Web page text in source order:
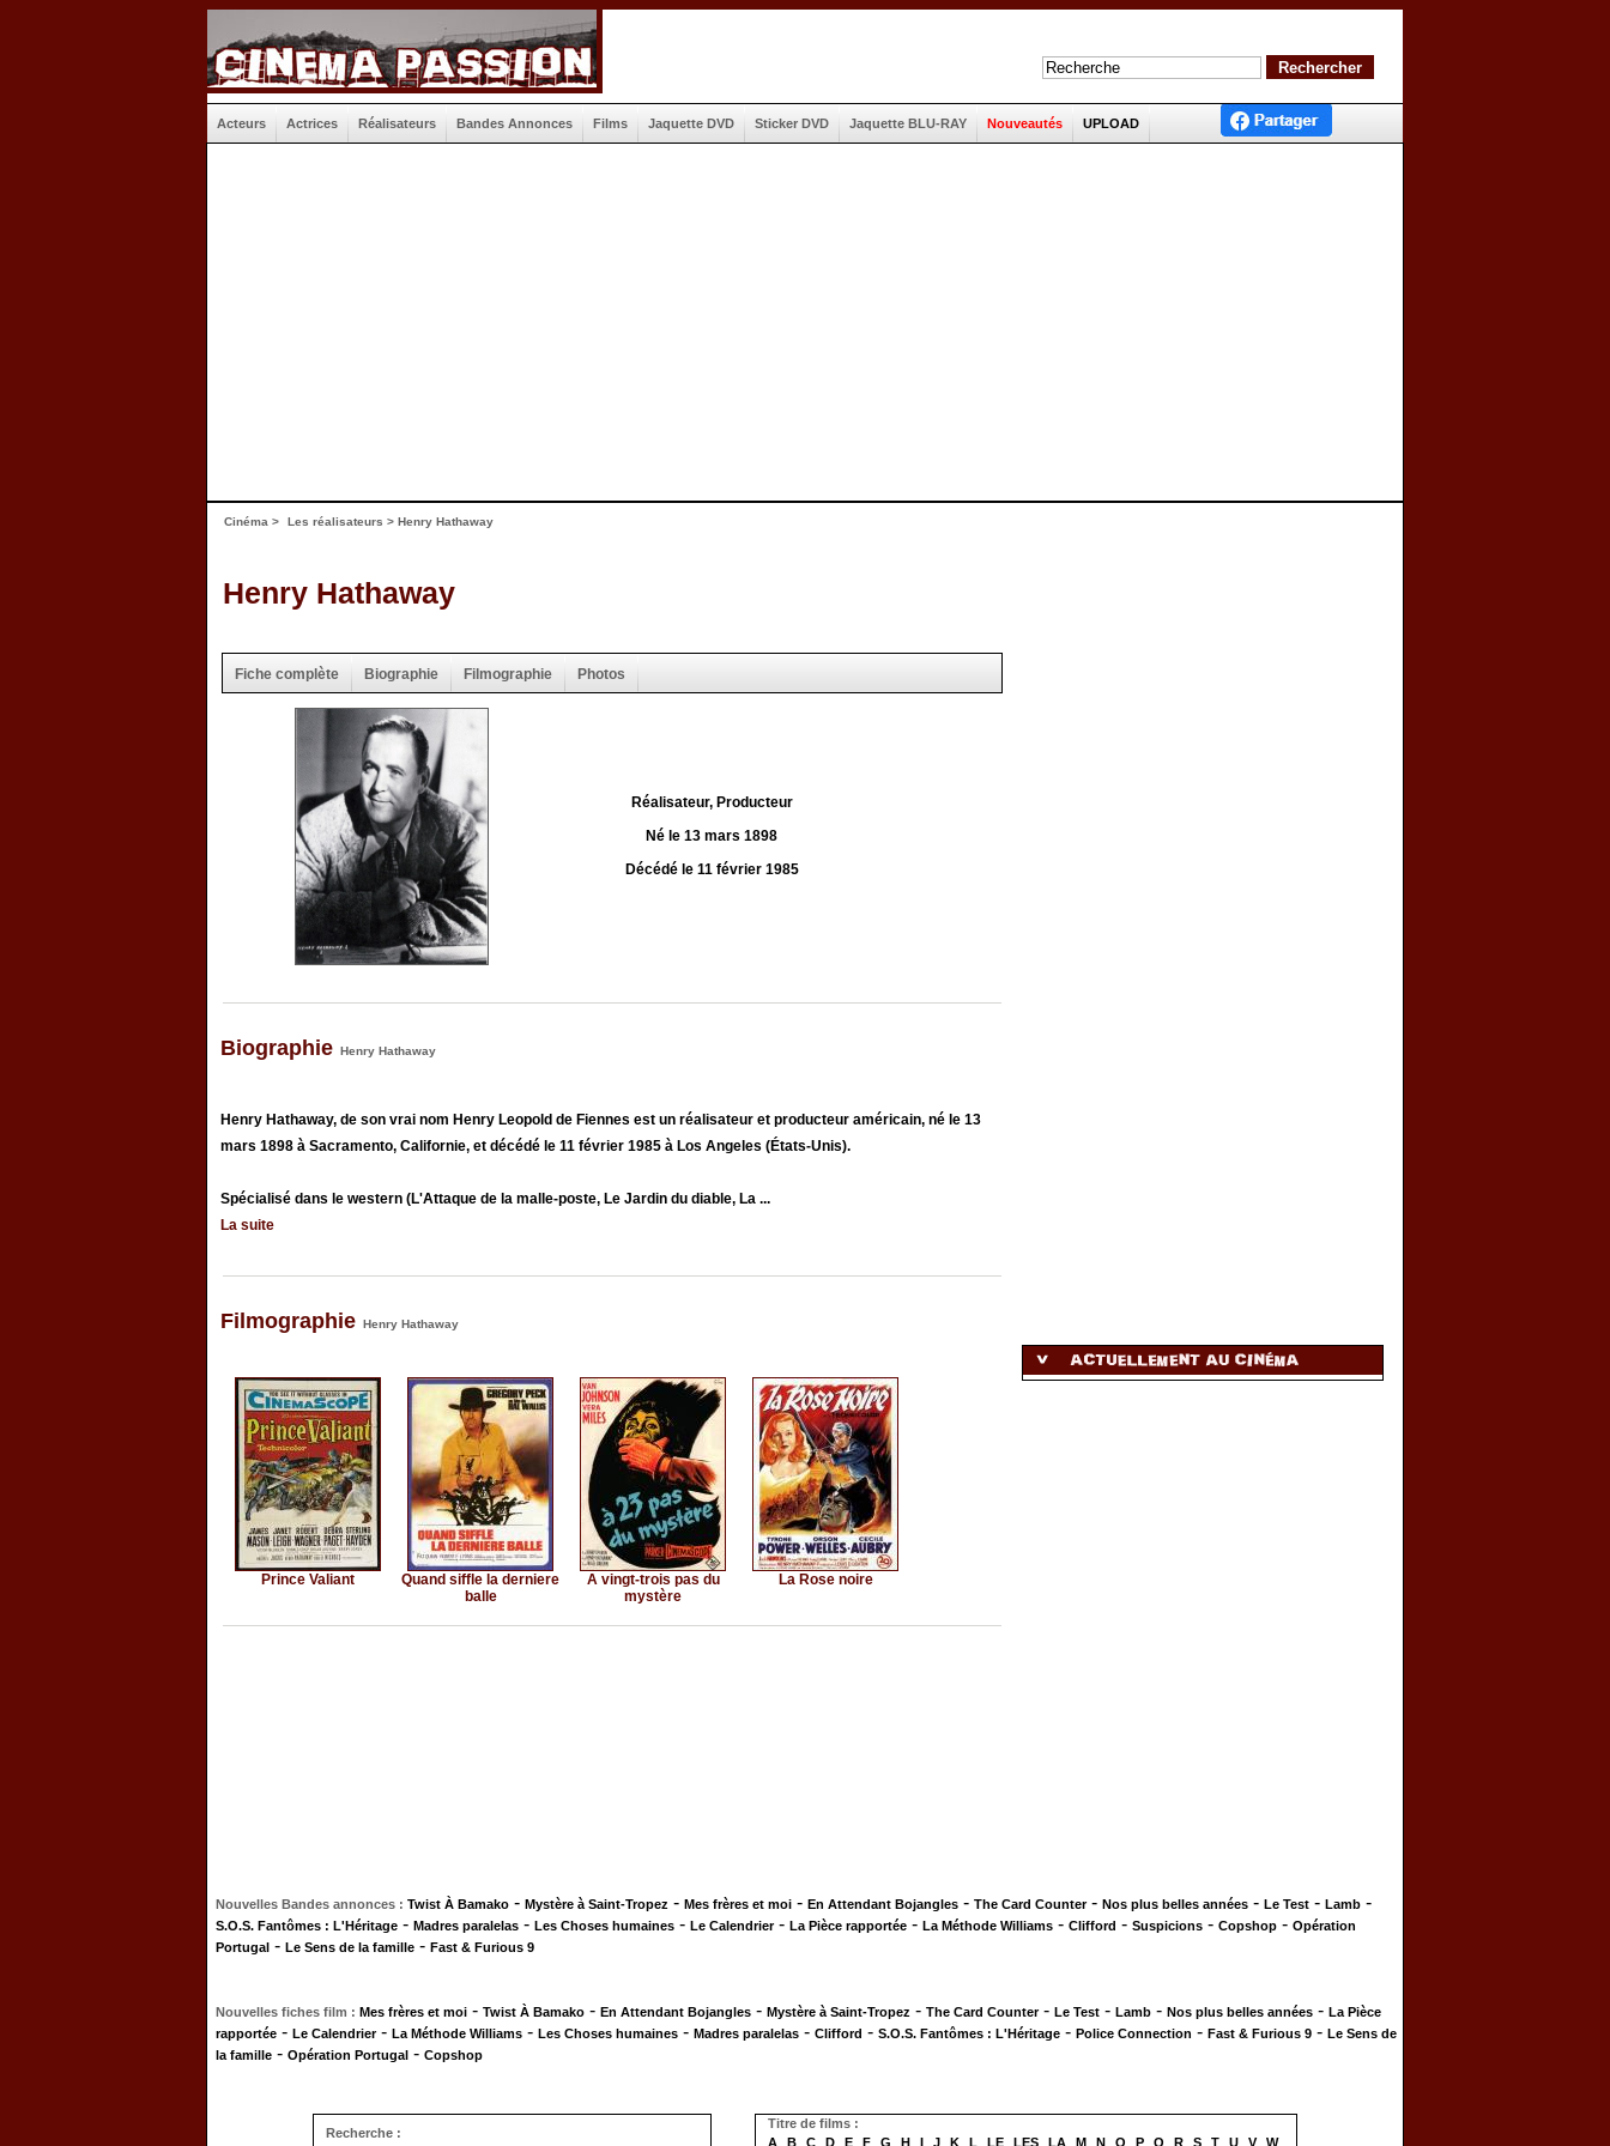
Acteurs Actrices Réalisateurs Bandes Annonces Films Jaquette DVD Sticker DVD Jaquette BLU-RAY Nouveautés UPLOAD
Cinéma > Les réalisateurs > Henry Hathaway
Henry Hathaway
Fiche complète Biographie Filmographie Photos
Réalisateur, Producteur
Né le 13 mars 1898
Décédé le 11 février 1985
Biographie Henry Hathaway
Henry Hathaway, de son vrai nom Henry Leopold de Fiennes est un réalisateur et producteur américain, né le 13
mars 1898 à Sacramento, Californie, et décédé le 11 février 1985 à Los Angeles (États-Unis).
Spécialisé dans le western (L'Attaque de la malle-poste, Le Jardin du diable, La ...
La suite
Filmographie Henry Hathaway
Prince Valiant
Quand siffle la derniere
balle
A vingt-trois pas du
mystère
La Rose noire
Nouvelles Bandes annonces : Twist À Bamako - Mystère à Saint-Tropez - Mes frères et moi - En Attendant Bojangles - The Card Counter- Nos plus belles années - Le Test - Lamb -
S.O.S. Fantômes : L'Héritage - Madres paralelas - Les Choses humaines - Le Calendrier- La Pièce rapportée - La Méthode Williams - Clifford - Suspicions - Copshop - Opération
Portugal - Le Sens de la famille - Fast & Furious 9
Nouvelles fiches film : Mes frères et moi - Twist À Bamako - En Attendant Bojangles - Mystère à Saint-Tropez - The Card Counter- Le Test - Lamb - Nos plus belles années - La Pièce
rapportée - Le Calendrier- La Méthode Williams - Les Choses humaines - Madres paralelas - Clifford - S.O.S. Fantômes : L'Héritage - Police Connection - Fast & Furious 9 - Le Sens de
la famille - Opération Portugal - Copshop
Recherche :
Titre de films :
A
B C D E F G H I J K L LE LES LA M N O P Q R S T U V
W